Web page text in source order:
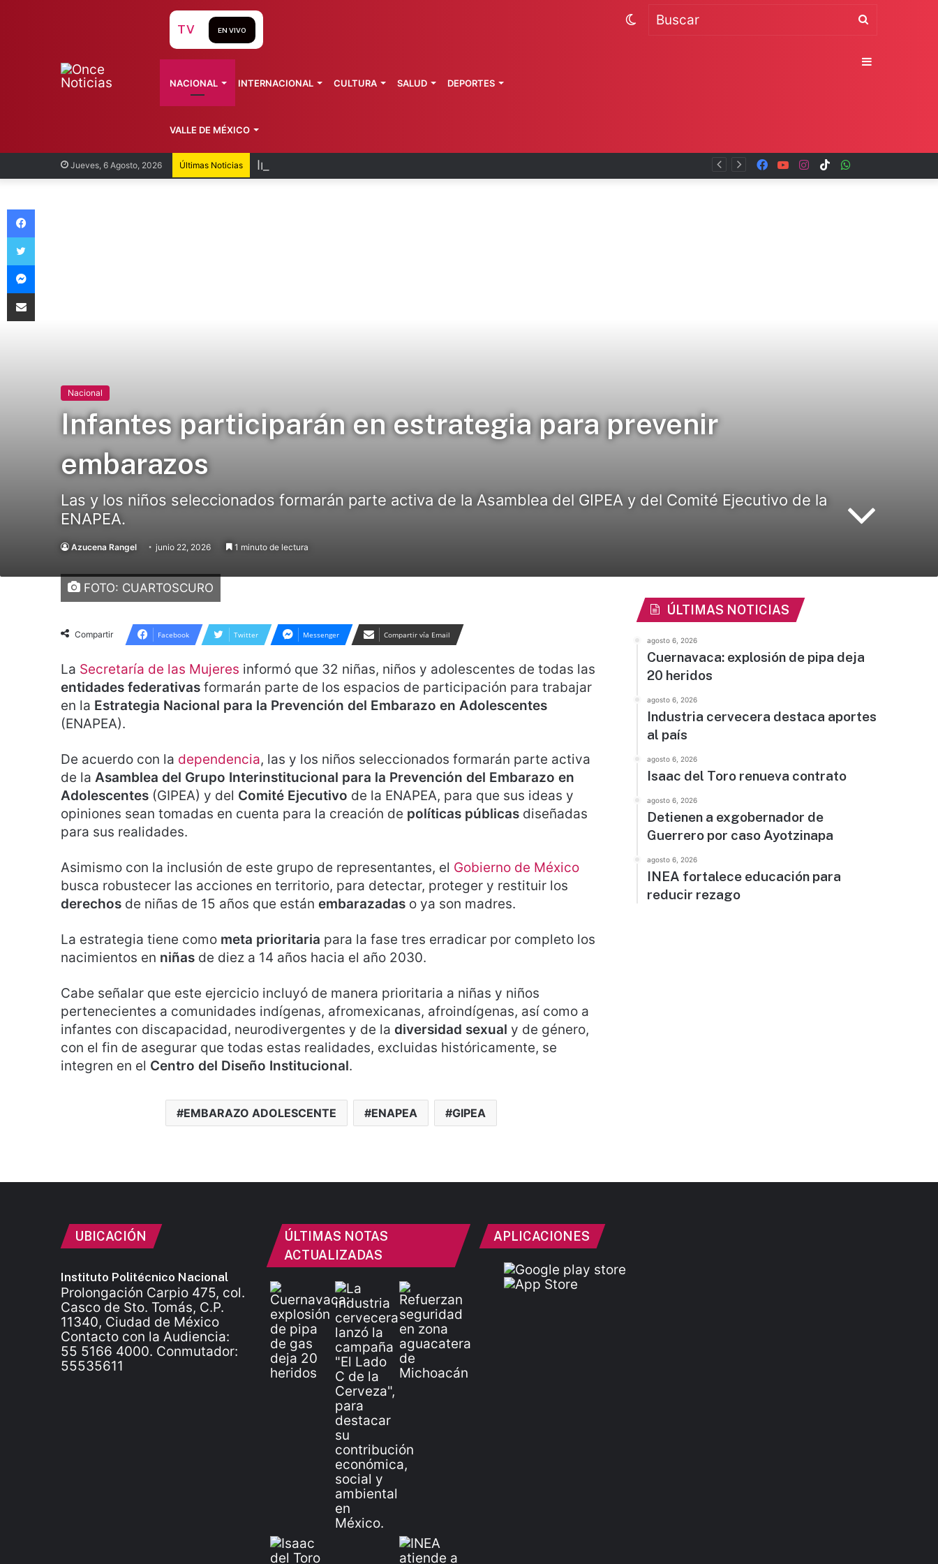
Jueves, 6 Agosto, 2026 Últimas Noticias Industria cervecera destaca aportes al país TikTok
Instagram
YouTube
Facebook
TV EN VIVO
NACIONAL INTERNACIONAL CULTURA SALUD DEPORTES
VALLE DE MÉXICO
Buscar
Switch
Sidebar
Nacional
Infantes participarán en estrategia para prevenir
embarazos
Las y los niños seleccionados formarán parte activa de la Asamblea del GIPEA y del Comité Ejecutivo de la
ENAPEA.
Azucena Rangel junio 22, 2026 1 minuto de lectura
FOTO: CUARTOSCURO
Compartir Facebook Twitter Messenger Compartir vía Email
La Secretaría de las Mujeres informó que 32 niñas, niños y adolescentes de todas las
entidades federativas formarán parte de los espacios de participación para trabajar
en la Estrategia Nacional para la Prevención del Embarazo en Adolescentes
(ENAPEA).
De acuerdo con la dependencia, las y los niños seleccionados formarán parte activa
de la Asamblea del Grupo Interinstitucional para la Prevención del Embarazo en
Adolescentes (GIPEA) y del Comité Ejecutivo de la ENAPEA, para que sus ideas y
opiniones sean tomadas en cuenta para la creación de políticas públicas diseñadas
para sus realidades.
Asimismo con la inclusión de este grupo de representantes, el Gobierno de México
busca robustecer las acciones en territorio, para detectar, proteger y restituir los
derechos de niñas de 15 años que están embarazadas o ya son madres.
La estrategia tiene como meta prioritaria para la fase tres erradicar por completo los
nacimientos en niñas de diez a 14 años hacia el año 2030.
Cabe señalar que este ejercicio incluyó de manera prioritaria a niñas y niños
pertenecientes a comunidades indígenas, afromexicanas, afroindígenas, así como a
infantes con discapacidad, neurodivergentes y de la diversidad sexual y de género,
con el fin de asegurar que todas estas realidades, excluidas históricamente, se
integren en el Centro del Diseño Institucional.
EMBARAZO ADOLESCENTE ENAPEA GIPEA
ÚLTIMAS NOTICIAS
agosto 6, 2026
Cuernavaca: explosión de pipa deja
20 heridos
agosto 6, 2026
Industria cervecera destaca aportes
al país
agosto 6, 2026
Isaac del Toro renueva contrato
agosto 6, 2026
Detienen a exgobernador de
Guerrero por caso Ayotzinapa
agosto 6, 2026
INEA fortalece educación para
reducir rezago
UBICACIÓN
Instituto Politécnico Nacional
Prolongación Carpio 475, col.
Casco de Sto. Tomás, C.P.
11340, Ciudad de México
Contacto con la Audiencia:
55 5166 4000. Conmutador:
55535611
ÚLTIMAS NOTAS
ACTUALIZADAS
APLICACIONES
Facebook
Twitter
Messenger
Compartir vía Email